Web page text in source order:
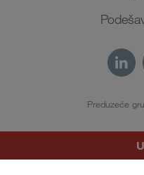
Preduzeće